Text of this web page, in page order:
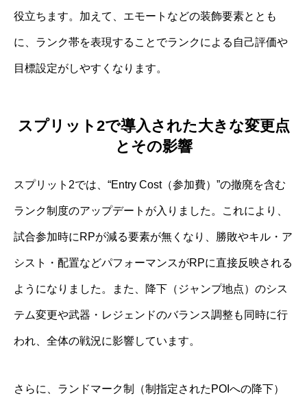
役立ちます。加えて、エモートなどの装飾要素ととも
に、ランク帯を表現することでランクによる自己評価や
目標設定がしやすくなります。
スプリット2で導入された大きな変更点
とその影響
スプリット2では、“Entry Cost（参加費）”の撤廃を含む
ランク制度のアップデートが入りました。これにより、
試合参加時にRPが減る要素が無くなり、勝敗やキル・ア
シスト・配置などパフォーマンスがRPに直接反映される
ようになりました。また、降下（ジャンプ地点）のシス
テム変更や武器・レジェンドのバランス調整も同時に行
われ、全体の戦況に影響しています。
さらに、ランドマーク制（制指定されたPOIへの降下）